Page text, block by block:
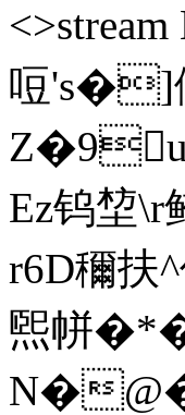
哣's�]
Ez钨堏\r
r6D穪扶^
煕帡
N�@�